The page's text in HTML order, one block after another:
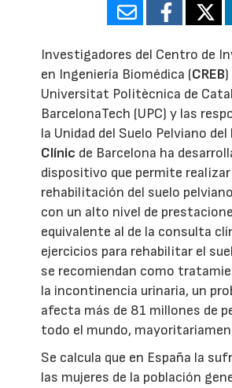
Investigadores del Centro de
en Ingeniería Biomédica (CREB
Universitat Politècnica de
BarcelonaTech (UPC) y las
la Unidad del Suelo Pelviano del
Clínic de Barcelona ha
dispositivo que permite realizar
rehabilitación del suelo
con un alto nivel de
equivalente al de la consulta
ejercicios para rehabilitar el
se recomiendan como
la incontinencia urinaria, un
afecta más de 81 millones de
todo el mundo,
Se calcula que en España la
las mujeres de la población